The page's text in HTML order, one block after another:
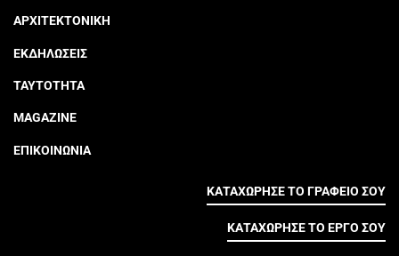
ΑΡΧΙΤΕΚΤΟΝΙΚΗ
ΕΚΔΗΛΩΣΕΙΣ
ΤΑΥΤΟΤΗΤΑ
MAGAZINE
ΕΠΙΚΟΙΝΩΝΙΑ
ΚΑΤΑΧΩΡΗΣΕ ΤΟ ΓΡΑΦΕΙΟ ΣΟΥ
ΚΑΤΑΧΩΡΗΣΕ ΤΟ ΕΡΓΟ ΣΟΥ